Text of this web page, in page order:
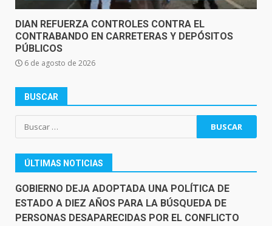
DIAN REFUERZA CONTROLES CONTRA EL
CONTRABANDO EN CARRETERAS Y DEPÓSITOS
PÚBLICOS
6 de agosto de 2026
BUSCAR
Buscar:
ÚLTIMAS NOTICIAS
GOBIERNO DEJA ADOPTADA UNA POLÍTICA DE
ESTADO A DIEZ AÑOS PARA LA BÚSQUEDA DE
PERSONAS DESAPARECIDAS POR EL CONFLICTO